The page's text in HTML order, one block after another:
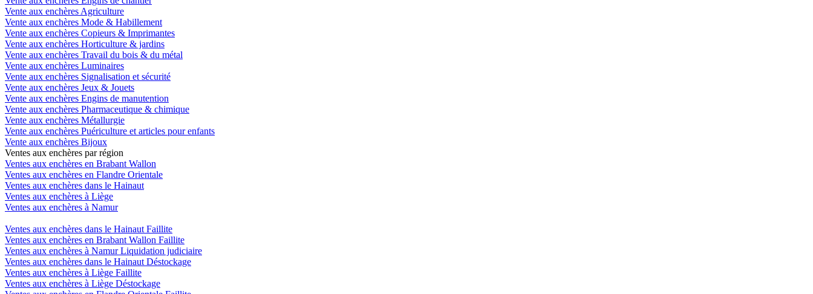
Vente aux enchères Agriculture
Vente aux enchères Mode & Habillement
Vente aux enchères Copieurs & Imprimantes
Vente aux enchères Horticulture & jardins
Vente aux enchères Travail du bois & du métal
Vente aux enchères Luminaires
Vente aux enchères Signalisation et sécurité
Vente aux enchères Jeux & Jouets
Vente aux enchères Engins de manutention
Vente aux enchères Pharmaceutique & chimique
Vente aux enchères Métallurgie
Vente aux enchères Puériculture et articles pour enfants
Vente aux enchères Bijoux
Ventes aux enchères par région
Ventes aux enchères en Brabant Wallon
Ventes aux enchères en Flandre Orientale
Ventes aux enchères dans le Hainaut
Ventes aux enchères à Liège
Ventes aux enchères à Namur
Ventes aux enchères dans le Hainaut Faillite
Ventes aux enchères en Brabant Wallon Faillite
Ventes aux enchères à Namur Liquidation judiciaire
Ventes aux enchères dans le Hainaut Déstockage
Ventes aux enchères à Liège Faillite
Ventes aux enchères à Liège Déstockage